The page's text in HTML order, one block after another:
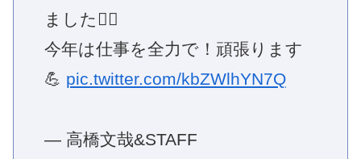
ました🙇‍♂️
今年は仕事を全力で！頑張ります
💪 pic.twitter.com/kbZWlhYN7Q
— 高橋文哉&STAFF